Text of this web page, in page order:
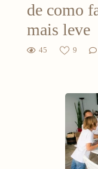
de como
mais leve
45 9